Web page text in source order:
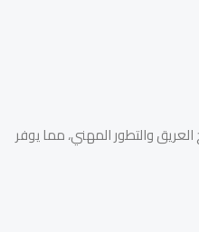
العريق والتطور المهني، مما يوفر